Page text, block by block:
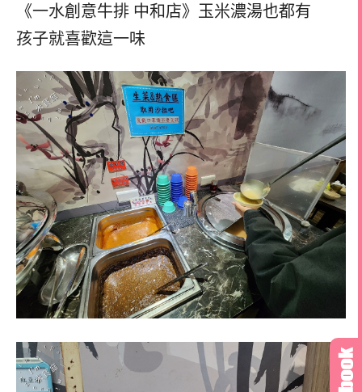
《一水創意牛排 中和店》玉米濃湯也都有
孩子就喜歡這一味